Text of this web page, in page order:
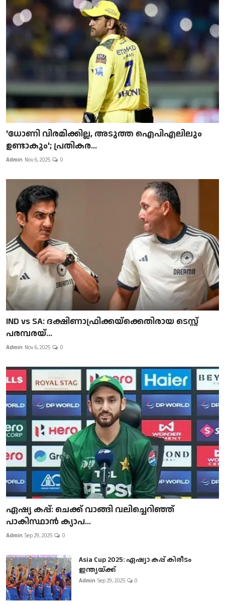
'ധോണി വിരമിക്കില്ല, അടുത്ത ഐപിഎലിലും
ഉണ്ടാകും'; പ്രതികര...
Admin Nov 6, 2025 0
IND vs SA: ദക്ഷിണാഫ്രിക്കയ്‌ക്കെതിരായ ടെസ്റ്റ്
പരമ്പരയ്...
Admin Nov 6, 2025 0
ഏഷ്യ കപ്പ്: ചെക്ക് വാങ്ങി വലിച്ചെറിഞ്ഞ്
പാകിസ്ഥാൻ ക്യാപ...
Admin Sep 29, 2025 0
Asia Cup 2025: ഏഷ്യാ കപ്പ് കിരീടം
ഇന്ത്യയ്ക്ക്
Admin Sep 29, 2025 0